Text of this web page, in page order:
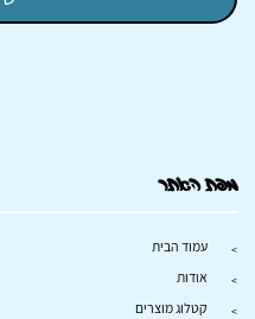
מפת האתר
עמוד הבית
אודות
קטלוג מוצרים